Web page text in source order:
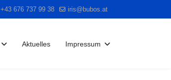
+43 676 737 99 38 iris@bubos.at
Aktuelles Impressum